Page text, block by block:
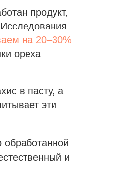
продукт,
на 20–30%
ореха
в пасту, а
эти
и